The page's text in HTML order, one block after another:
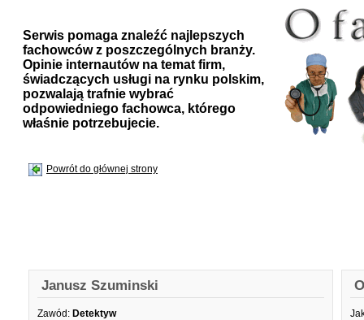
Serwis pomaga znaleźć najlepszych
fachowców z poszczególnych branży.
Opinie internautów na temat firm,
świadczących usługi na rynku polskim,
pozwalają trafnie wybrać
odpowiedniego fachowca, którego
właśnie potrzebujecie.
Powrót do głównej strony
Janusz Szuminski
Zawód: Detektyw